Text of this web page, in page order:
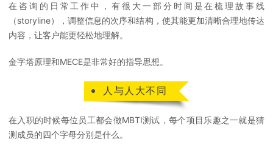
在咨询的日常工作中，有很大一部分时间是在梳理故事线
（storyline），调整信息的次序和结构，使其能更加清晰合理地传达
内容，让客户能更轻松地理解。
金字塔原理和MECE是非常好的指导思想。
人与人大不同
在入职的时候每位员工都会做MBTI测试，每个项目乐趣之一就是猜
测成员的四个字母分别是什么。